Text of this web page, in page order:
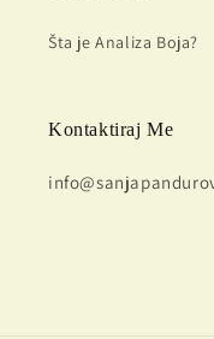
Šta je Analiza Boja?
Kontaktiraj Me